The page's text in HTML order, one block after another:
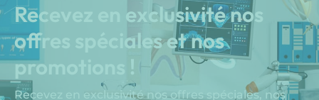
Recevez en exclusivité nos
offres spéciales et nos
promotions !
Recevez en exclusivité nos offres spéciales, nos